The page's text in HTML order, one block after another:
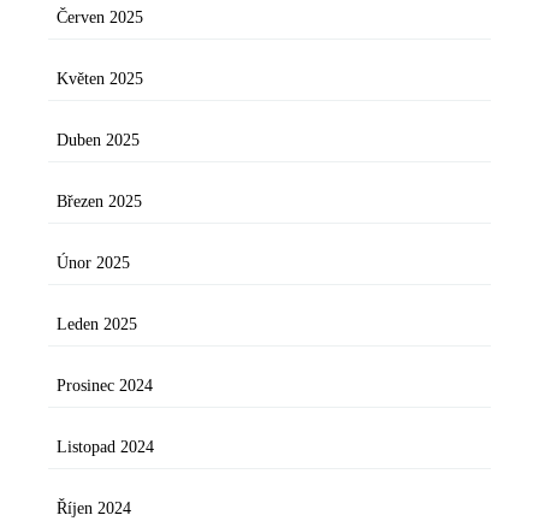
Červen 2025
Květen 2025
Duben 2025
Březen 2025
Únor 2025
Leden 2025
Prosinec 2024
Listopad 2024
Říjen 2024